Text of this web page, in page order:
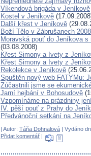
Víkendová brigáda v Jeníkově
Kostel v Jeníkově
Další křest v Jeníkově
Boží Tělo v Zábrušanech 2008
Moravská pouť do Jeníkova
(03.08.2008)
Křest Simony a Ivety z
Křest Simony a Ivety z
Rekolekce v Jeníkově
Spuštěn nový web FATYMu:
Zúčastnili jsme se
Jarní hejbání v Bohosudově
Vzpomínáme na prázdniny
IV. pěší pouť z Prahy do
Předvánoční setkání na
| Autor: Táňa Dohnalová | Vydáno
Přidat komentář |